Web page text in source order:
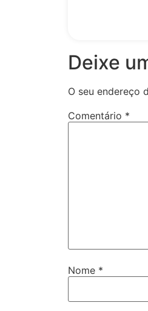
Deixe
O seu endereço
Comentário *
Nome *